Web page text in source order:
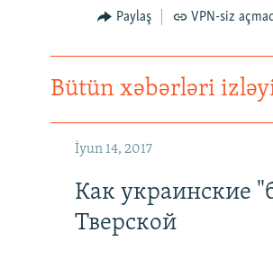
Paylaş VPN-siz
Bütün xəbərləri
İyun 14, 2017
Как украинские
Тверской